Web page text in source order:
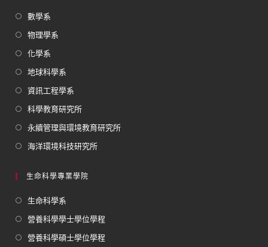
數學系
物理學系
化學系
地球科學系
資訊工程學系
科學教育研究所
永續管理與環境教育研究所
海洋環境科技研究所
生命科學專業學院
生命科學系
營養科學學士學位學程
營養科學碩士學位學程